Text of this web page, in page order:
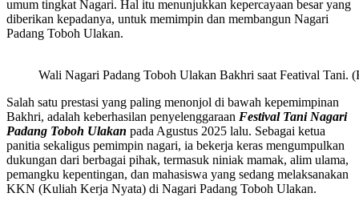
umum tingkat Nagari. Hal itu menunjukkan kepercayaan besar yang
diberikan kepadanya, untuk memimpin dan membangun Nagari
Padang Toboh Ulakan.
Wali Nagari Padang Toboh Ulakan Bakhri saat Featival Tani.
Salah satu prestasi yang paling menonjol di bawah kepemimpinan
Bakhri, adalah keberhasilan penyelenggaraan Festival Tani Nagari
Padang Toboh Ulakan pada Agustus 2025 lalu. Sebagai ketua
panitia sekaligus pemimpin nagari, ia bekerja keras mengumpulkan
dukungan dari berbagai pihak, termasuk niniak mamak, alim ulama,
pemangku kepentingan, dan mahasiswa yang sedang melaksanakan
KKN (Kuliah Kerja Nyata) di Nagari Padang Toboh Ulakan.